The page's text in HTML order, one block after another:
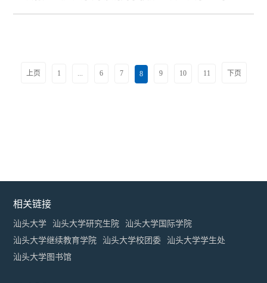
上页 1 ... 6 7 8 9 10 11 下页
相关链接
汕头大学 汕头大学研究生院
汕头大学国际学院
汕头大学继续教育学院
汕头大学校团委
汕头大学学生处
汕头大学图书馆